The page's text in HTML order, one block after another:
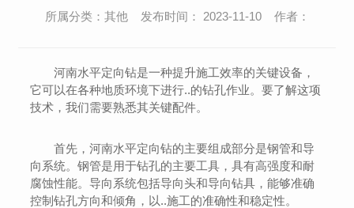
所属分类：其他 发布时间： 2023-11-10 作者：
河南水平定向钻是一种提升施工效率的关键设备，
它可以在各种地质环境下进行..的钻孔作业。要了解这项
技术，我们需要熟悉其关键配件。
首先，河南水平定向钻的主要组成部分是钢管和导
向系统。钢管是用于钻孔的主要工具，具有高强度和耐
腐蚀性能。导向系统包括导向头和导向钻具，能够准确
控制钻孔方向和倾角，以..施工的准确性和稳定性。